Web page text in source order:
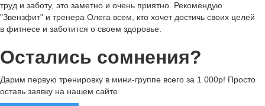
труд и заботу, это заметно и очень приятно. Рекомендую
"Звензфит" и тренера Олега всем, кто хочет достичь своих целей
в фитнесе и заботится о своем здоровье.
Остались сомнения?
Дарим первую тренировку в мини-группе всего за 1 000р! Просто
оставь заявку на нашем сайте